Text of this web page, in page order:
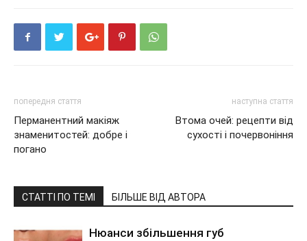
попередня стаття
Перманентний макіяж
знаменитостей: добре і
погано
наступна стаття
Втома очей: рецепти від
сухості і почервоніння
СТАТТІ ПО ТЕМІ БІЛЬШЕ ВІД АВТОРА
Нюанси збільшення губ